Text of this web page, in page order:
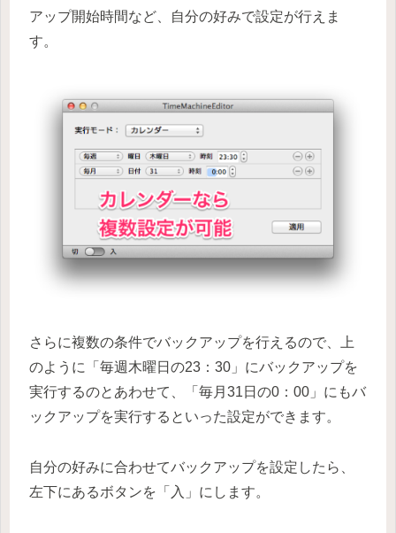
アップ開始時間など、自分の好みで設定が行えま
す。
さらに複数の条件でバックアップを行えるので、上
のように「毎週木曜日の23：30」にバックアップを
実行するのとあわせて、「毎月31日の0：00」にもバ
ックアップを実行するといった設定ができます。
自分の好みに合わせてバックアップを設定したら、
左下にあるボタンを「入」にします。